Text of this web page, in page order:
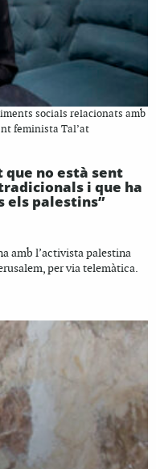
socials relacionats amb
feminista Tal’at
que no està sent
i que ha
els palestins”
amb l’activista palestina
per via telemàtica.